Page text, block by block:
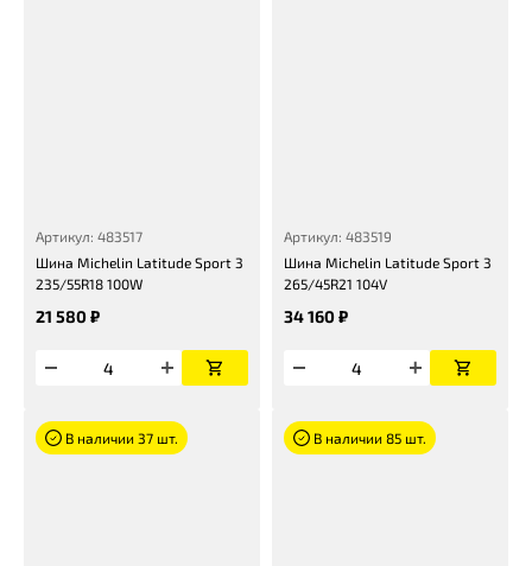
Артикул: 483517
Шина Michelin Latitude Sport 3
235/55R18 100W
21 580 ₽
Артикул: 483519
Шина Michelin Latitude Sport 3
265/45R21 104V
34 160 ₽
В наличии 37 шт. В наличии 85 шт.